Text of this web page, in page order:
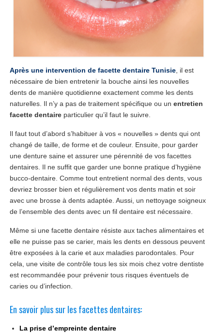
Chirurgiens
Tarifs
Blog
Devis
Après une intervention de facette dentaire Tunisie , il est
nécessaire de bien entretenir la bouche ainsi les nouvelles
dents de manière quotidienne exactement comme les dents
naturelles. Il n’y a pas de traitement spécifique ou un entretien
facette dentaire particulier qu’il faut le suivre.
Il faut tout d’abord s’habituer à vos « nouvelles » dents qui ont
changé de taille, de forme et de couleur. Ensuite, pour garder
une denture saine et assurer une pérennité de vos facettes
dentaires. Il ne suffit que garder une bonne pratique d’hygiène
bucco-dentaire. Comme tout entretient normal des dents, vous
devriez brosser bien et régulièrement vos dents matin et soir
avec une brosse à dents adaptée. Aussi, un nettoyage soigneux
de l’ensemble des dents avec un fil dentaire est nécessaire.
Même si une facette dentaire résiste aux taches alimentaires et
elle ne puisse pas se carier, mais les dents en dessous peuvent
être exposées à la carie et aux maladies parodontales. Pour
cela, une visite de contrôle tous les six mois chez votre dentiste
est recommandée pour prévenir tous risques éventuels de
caries ou d’infection.
En savoir plus sur les facettes dentaires:
La prise d’empreinte dentaire